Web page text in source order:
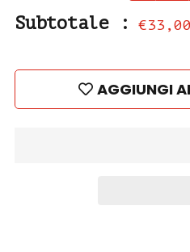
Subtotale : €33,00
AGGIUNGI